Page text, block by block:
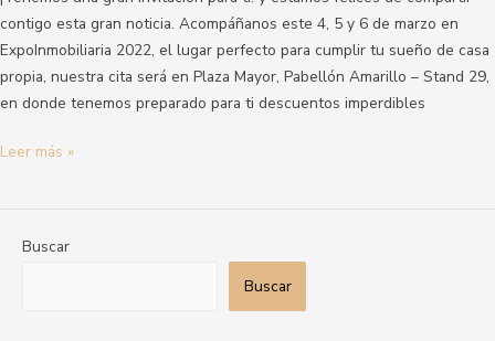
contigo esta gran noticia. Acompáñanos este 4, 5 y 6 de marzo en
ExpoInmobiliaria 2022, el lugar perfecto para cumplir tu sueño de casa
propia, nuestra cita será en Plaza Mayor, Pabellón Amarillo – Stand 29,
en donde tenemos preparado para ti descuentos imperdibles
Leer más »
Buscar
Buscar